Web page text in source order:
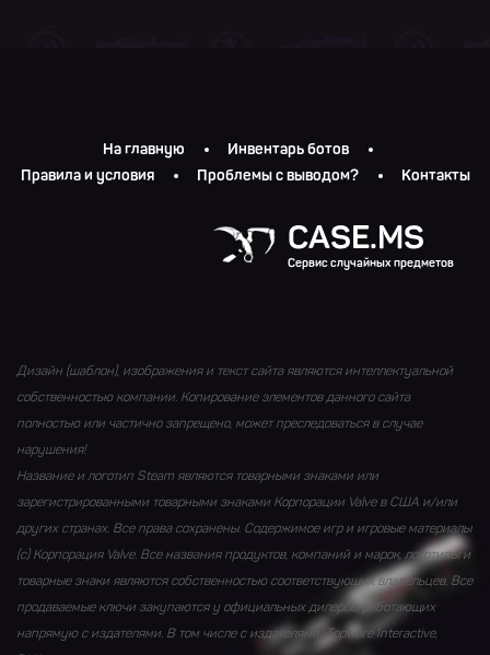
На главную
Инвентарь ботов
Правила и условия
Проблемы с выводом? Контакты
CASE.MS
Сервис случайных предметов
Дизайн (шаблон), изображения и текст сайта являются интеллектуальной
собственностью компании. Копирование элементов данного сайта
полностью или частично запрещено, может преследоваться в случае
нарушения!
Название и логотип Steam являются товарными знаками или
зарегистрированными товарными знаками Корпорации Valve в США и/или
других странах. Все права сохранены. Содержимое игр и игровые материалы
(с) Корпорация Valve. Все названия продуктов, компаний и марок, логотипы и
товарные знаки являются собственностью соответствующих владельцев. Все
продаваемые ключи закупаются у официальных дилеров, работающих
напрямую с издателями. В том числе с издателями: Topware Interactive,